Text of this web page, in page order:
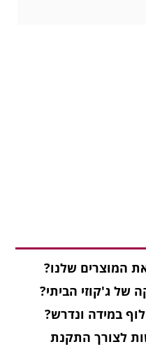
המוצרים שלנו?
של ג'קוזי הביתי?
במידה ונדרש?
לצורך התקנת